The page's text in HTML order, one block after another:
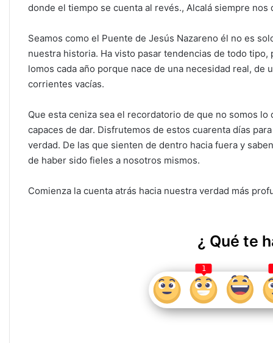
donde el tiempo se cuenta al revés., Alcalá siempre
Seamos como el Puente de Jesús Nazareno él no es
nuestra historia. Ha visto pasar tendencias de todo
lomos cada año porque nace de una necesidad real,
corrientes vacías.
Que esta ceniza sea el recordatorio de que no somos
capaces de dar. Disfrutemos de estos cuarenta días
verdad. De las que sienten de dentro hacia fuera y
de haber sido fieles a nosotros mismos.
Comienza la cuenta atrás hacia nuestra verdad más
¿ Qué te
1